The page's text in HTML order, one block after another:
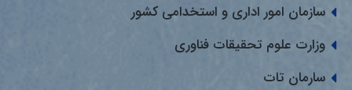
سازمان امور اداری و استخدامی کشور
وزارت علوم تحقیقات فناوری
سارمان تات